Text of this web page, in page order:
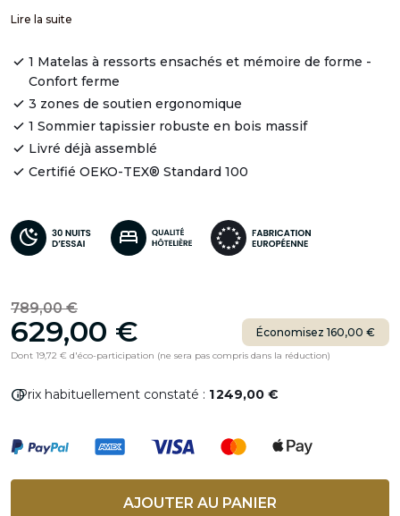
Lire la suite
1 Matelas à ressorts ensachés et mémoire de forme -
Confort ferme
3 zones de soutien ergonomique
1 Sommier tapissier robuste en bois massif
Livré déjà assemblé
Certifié OEKO-TEX® Standard 100
789,00 €
629,00 € Économisez 160,00 €
Dont 19,72 € d'éco-participation (ne sera pas compris dans la réduction)
infoPrix habituellement constaté : 1 249,00 €
AJOUTER AU PANIER